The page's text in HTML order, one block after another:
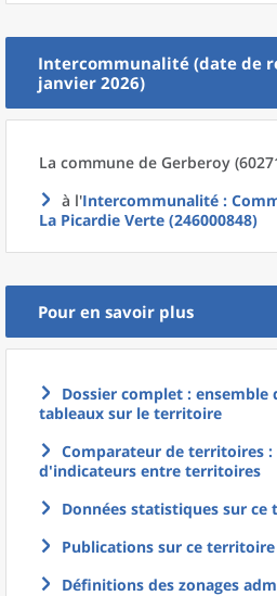
Intercommunalité (date de
janvier 2026)
La commune de Gerberoy
à l'Intercommunalité :
La Picardie Verte (246000848)
Pour en savoir plus
Dossier complet : ensemble
tableaux sur le territoire
Comparateur de territoires
d'indicateurs entre territoires
Données statistiques sur
Publications sur ce territoire
Définitions des zonages